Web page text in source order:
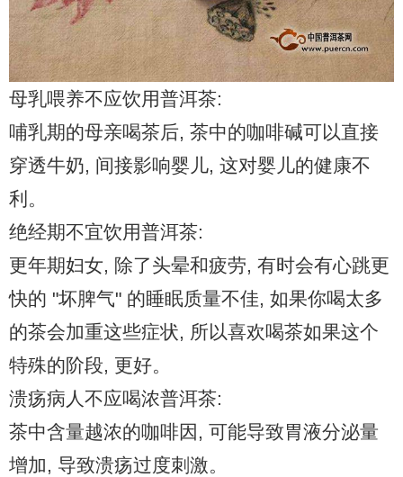
母乳喂养不应饮用普洱茶:
哺乳期的母亲喝茶后, 茶中的咖啡碱可以直接
穿透牛奶, 间接影响婴儿, 这对婴儿的健康不
利。
绝经期不宜饮用普洱茶:
更年期妇女, 除了头晕和疲劳, 有时会有心跳更
快的 "坏脾气" 的睡眠质量不佳, 如果你喝太多
的茶会加重这些症状, 所以喜欢喝茶如果这个
特殊的阶段, 更好。
溃疡病人不应喝浓普洱茶:
茶中含量越浓的咖啡因, 可能导致胃液分泌量
增加, 导致溃疡过度刺激。